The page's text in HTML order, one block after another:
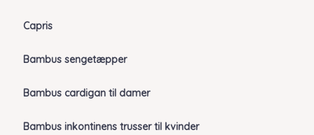
Capris
Bambus sengetæpper
Bambus cardigan til damer
Bambus inkontinens trusser til kvinder